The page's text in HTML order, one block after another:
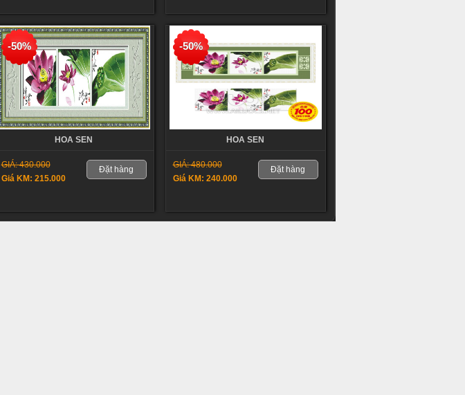
-50%
HOA SEN
GIÁ: 430.000
Giá KM: 215.000
Đặt hàng
-50%
HOA SEN
GIÁ: 480.000
Giá KM: 240.000
Đặt hàng